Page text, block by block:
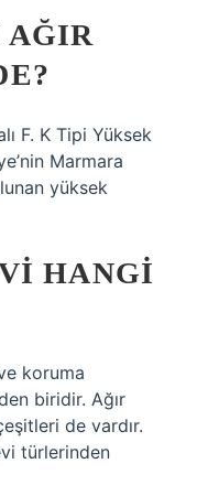
AĞIR
F. K Tipi Yüksek
Marmara
yüksek
HANGI
koruma
biridir. Ağır
de vardır.
türlerinden